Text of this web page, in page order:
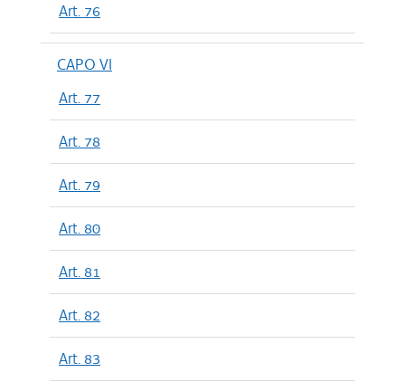
Art. 76
CAPO VI
Art. 77
Art. 78
Art. 79
Art. 80
Art. 81
Art. 82
Art. 83